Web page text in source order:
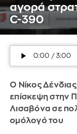
αγορά
C-390
Ο Νίκος
επίσκεψη στην
Λισαβόνα σε
ομόλογό του